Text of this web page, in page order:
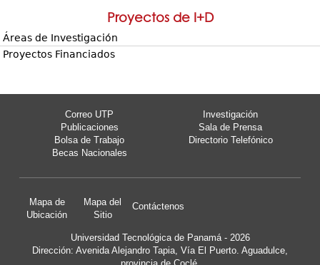
Proyectos de I+D
Áreas de Investigación
Proyectos Financiados
Correo UTP
Investigación
Publicaciones
Sala de Prensa
Bolsa de Trabajo
Directorio Telefónico
Becas Nacionales
Mapa de
Ubicación
Mapa del
Sitio
Contáctenos
Universidad Tecnológica de Panamá - 2026
Dirección: Avenida Alejandro Tapia, Vía El Puerto. Aguadulce,